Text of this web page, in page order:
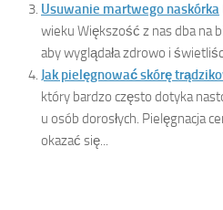
Usuwanie martwego naskórka
wieku Większość z nas dba na
aby wyglądała zdrowo i
Jak pielęgnować skórę
który bardzo często dotyka
u osób dorosłych. Pielęgnacja
okazać się...